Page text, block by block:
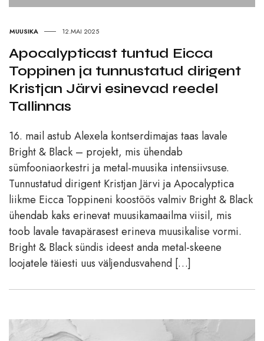
MUUSIKA 12.MAI 2025
Apocalypticast tuntud Eicca
Toppinen ja tunnustatud dirigent
Kristjan Järvi esinevad reedel
Tallinnas
16. mail astub Alexela kontserdimajas taas lavale
Bright & Black – projekt, mis ühendab
sümfooniaorkestri ja metal-muusika intensiivsuse.
Tunnustatud dirigent Kristjan Järvi ja Apocalyptica
liikme Eicca Toppineni koostöös valmiv Bright & Black
ühendab kaks erinevat muusikamaailma viisil, mis
toob lavale tavapärasest erineva muusikalise vormi.
Bright & Black sündis ideest anda metal-skeene
loojatele täiesti uus väljendusvahend […]